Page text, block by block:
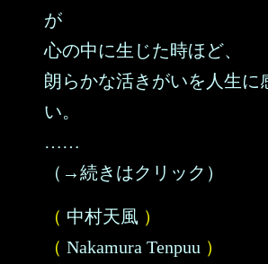
が
心の中に生じた時ほど、
朗らかな活きがいを人生に
い。
……
（→続きはクリック）
（ 中村天風 ）
（ Nakamura Tenpuu ）